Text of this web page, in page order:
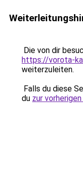
Die von dir
https://vorota-
weiterzuleiten.
Falls du diese
du zur